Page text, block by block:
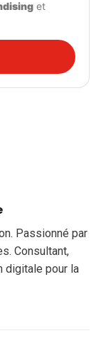
Passionné par
Consultant,
digitale pour la